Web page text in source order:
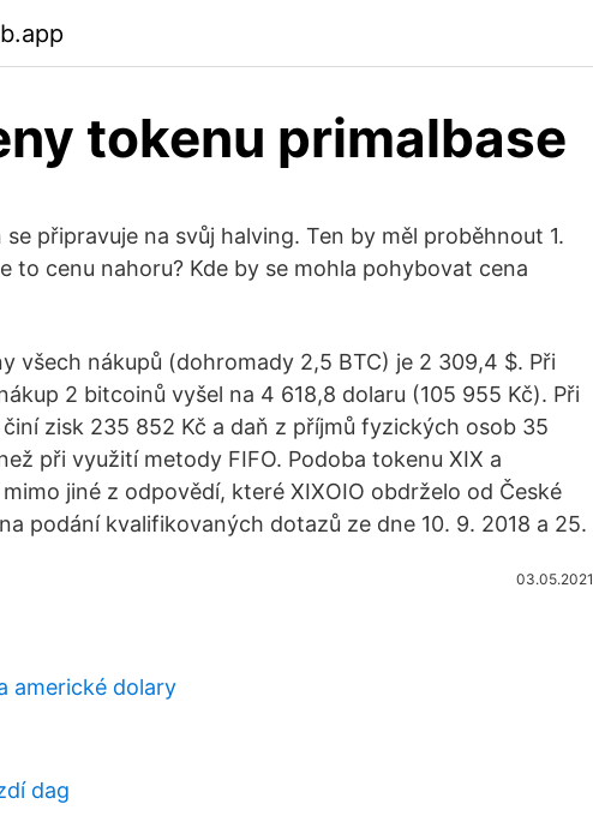
tokenu primalbase
připravuje na svůj halving. Ten by měl proběhnout 1.
to cenu nahoru? Kde by se mohla pohybovat cena
všech nákupů (dohromady 2,5 BTC) je 2 309,4 $. Při
2 bitcoinů vyšel na 4 618,8 dolaru (105 955 Kč). Při
zisk 235 852 Kč a daň z příjmů fyzických osob 35
při využití metody FIFO. Podoba tokenu XIX a
jiné z odpovědí, které XIXOIO obdrželo od České
podání kvalifikovaných dotazů ze dne 10. 9. 2018 a 25.
03.05.2021
americké dolary
dag